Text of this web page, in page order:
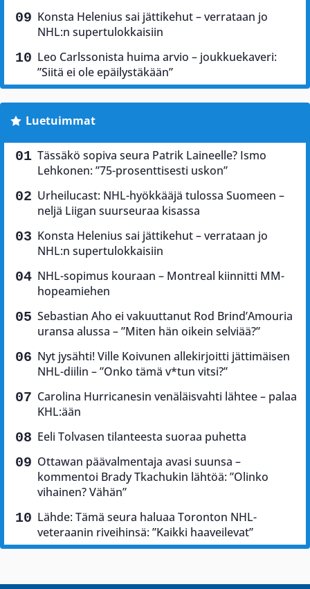
Konsta Helenius sai jättikehut – verrataan jo
NHL:n supertulokkaisiin
Leo Carlssonista huima arvio – joukkuekaveri:
”Siitä ei ole epäilystäkään”
Luetuimmat
Tässäkö sopiva seura Patrik Laineelle? Ismo
Lehkonen: ”75-prosenttisesti uskon”
Urheilucast: NHL-hyökkääjä tulossa Suomeen –
neljä Liigan suurseuraa kisassa
Konsta Helenius sai jättikehut – verrataan jo
NHL:n supertulokkaisiin
NHL-sopimus kouraan – Montreal kiinnitti MM-
hopeamiehen
Sebastian Aho ei vakuuttanut Rod Brind’Amouria
uransa alussa – ”Miten hän oikein selviää?”
Nyt jysähti! Ville Koivunen allekirjoitti jättimäisen
NHL-diilin – ”Onko tämä v*tun vitsi?”
Carolina Hurricanesin venäläisvahti lähtee – palaa
KHL:ään
Eeli Tolvasen tilanteesta suoraa puhetta
Ottawan päävalmentaja avasi suunsa –
kommentoi Brady Tkachukin lähtöä: ”Olinko
vihainen? Vähän”
Lähde: Tämä seura haluaa Toronton NHL-
veteraanin riveihinsä: ”Kaikki haaveilevat”